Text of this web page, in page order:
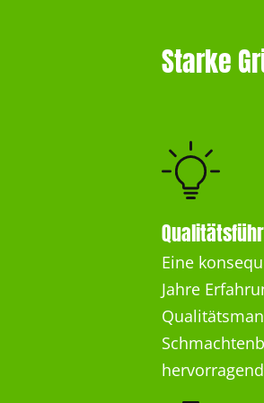
Starke
Eine
Jahre